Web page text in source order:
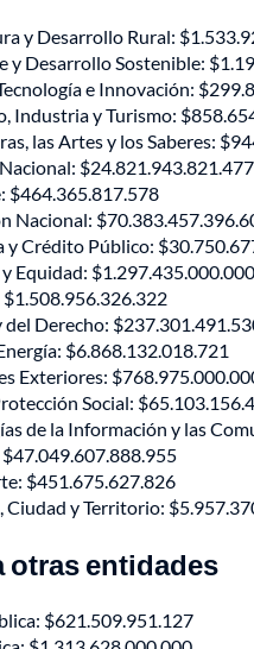
y Desarrollo Rural:
y Desarrollo Sostenible:
e Innovación:
Industria y Turismo:
las Artes y los Saberes:
$24.821.943.821.477
$464.365.817.578
Nacional:
y Crédito Público:
Equidad: $1.297.435.000.000
Derecho:
$6.868.132.018.721
Exteriores:
Social:
de la Información y las
$451.675.627.826
y Territorio:
otras entidades
$621.509.951.127